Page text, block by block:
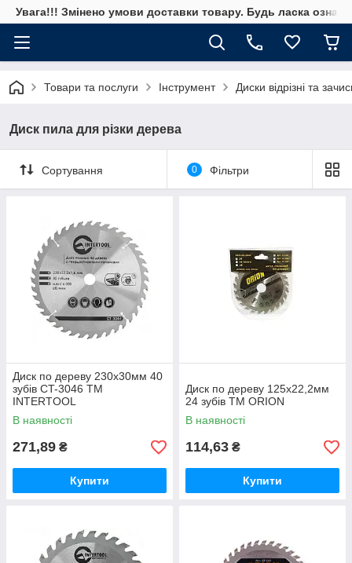
Увага!!! Змінено умови доставки товару. Будь ласка
Товари та послуги Інструмент Диски відрізні та
Диск пила для різки дерева
Сортування 0 Фільтри
Диск по дереву 230х30мм 40
зубів CT-3046 ТМ
INTERTOOL
В наявності
271,89 ₴
Купити
Диск по дереву 125х22,2мм
24 зубів ТМ ORION
В наявності
114,63 ₴
Купити